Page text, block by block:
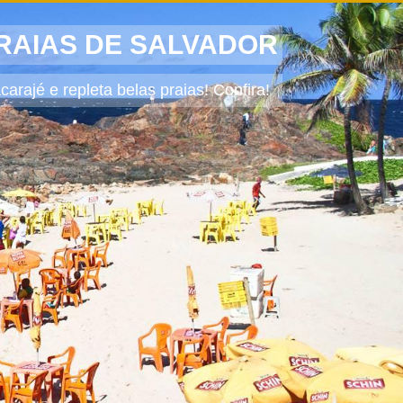
DE SALVADOR
e repleta belas praias! Confira!